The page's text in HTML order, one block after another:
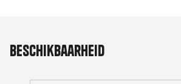
Beschikbaarheid